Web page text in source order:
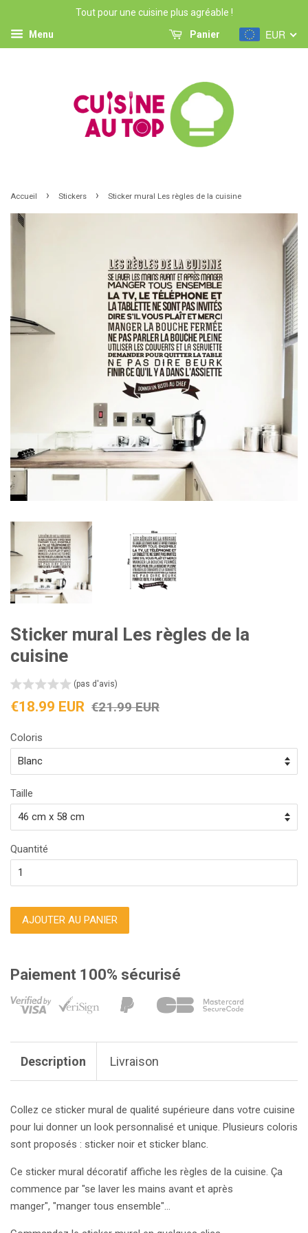
Tout pour une cuisine plus agréable !
Menu EUR
Panier
Accueil › Stickers › Sticker mural Les règles de la cuisine
Sticker mural Les règles de la
cuisine
(pas d'avis)
Prix
€18.99 EUR Prix
€21.99 EUR
Coloris
Taille
Quantité
AJOUTER AU PANIER
Paiement 100% sécurisé
Description Livraison
Collez ce sticker mural de qualité supérieure dans votre cuisine
pour lui donner un look personnalisé et unique. Plusieurs coloris
sont proposés : sticker noir et sticker blanc.
Ce sticker mural décoratif affiche les règles de la cuisine. Ça
commence par "se laver les mains avant et après
manger", "manger tous ensemble"...